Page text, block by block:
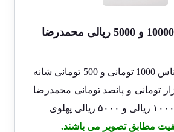
ست اسکناس 10000 و 5000 ریالی محمدرضا
قیمت ست اسکناس 1000 تومانی و 500 تومانی شانه
تومانی و پانصد تومانی محمدرضا
مطابق تصویر می باشند.